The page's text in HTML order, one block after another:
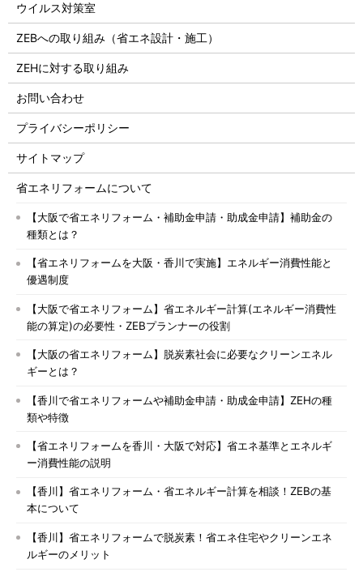
ウイルス対策室
ZEBへの取り組み（省エネ設計・施工）
ZEHに対する取り組み
お問い合わせ
プライバシーポリシー
サイトマップ
省エネリフォームについて
【大阪で省エネリフォーム・補助金申請・助成金申請】補助金の
種類とは？
【省エネリフォームを大阪・香川で実施】エネルギー消費性能と
優遇制度
【大阪で省エネリフォーム】省エネルギー計算(エネルギー消費性
能の算定)の必要性・ZEBプランナーの役割
【大阪の省エネリフォーム】脱炭素社会に必要なクリーンエネル
ギーとは？
【香川で省エネリフォームや補助金申請・助成金申請】ZEHの種
類や特徴
【省エネリフォームを香川・大阪で対応】省エネ基準とエネルギ
ー消費性能の説明
【香川】省エネリフォーム・省エネルギー計算を相談！ZEBの基
本について
【香川】省エネリフォームで脱炭素！省エネ住宅やクリーンエネ
ルギーのメリット